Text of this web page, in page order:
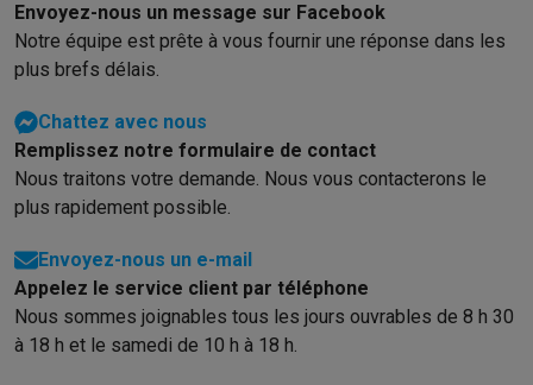
Envoyez-nous un message sur Facebook
Notre équipe est prête à vous fournir une réponse dans les
plus brefs délais.
Chattez avec nous
Remplissez notre formulaire de contact
Nous traitons votre demande. Nous vous contacterons le
plus rapidement possible.
Envoyez-nous un e-mail
Appelez le service client par téléphone
Nous sommes joignables tous les jours ouvrables de 8 h 30
à 18 h et le samedi de 10 h à 18 h.